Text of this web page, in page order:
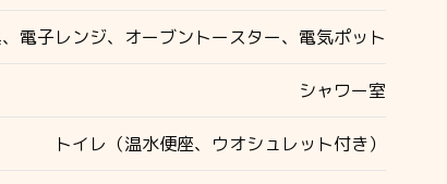
電子レンジ、オーブントースター、電気ポット
シャワー室
トイレ（温水便座、ウオシュレット付き）